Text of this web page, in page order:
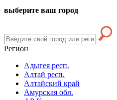
выберите ваш город
Регион
Адыгея респ.
Алтай респ.
Алтайский край
Амурская обл.